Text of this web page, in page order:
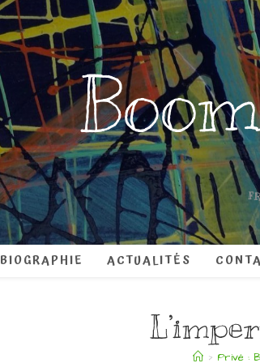
BIOGRAPHIE ACTUALITÉS
> Privé :